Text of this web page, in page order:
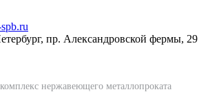
пр. Александровской фермы, 29
нержавеющего металлопроката